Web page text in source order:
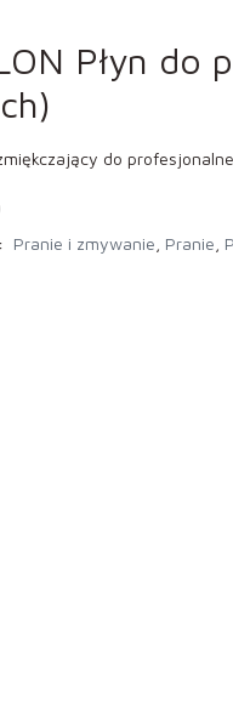
Płyn do
do
Pranie i zmywanie Pranie